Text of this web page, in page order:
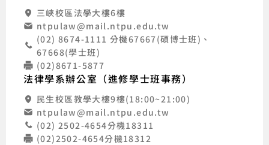
三峽校區法學大樓6樓
ntpulaw@mail.ntpu.edu.tw
(02) 8674-1111 分機67667(碩博士班)、
67668(學士班)
(02)8671-5877
法律學系辦公室（進修學士班事務）
民生校區教學大樓9樓(18:00~21:00)
ntpulaw@mail.ntpu.edu.tw
(02) 2502-4654分機18311
(02)2502-4654分機18312